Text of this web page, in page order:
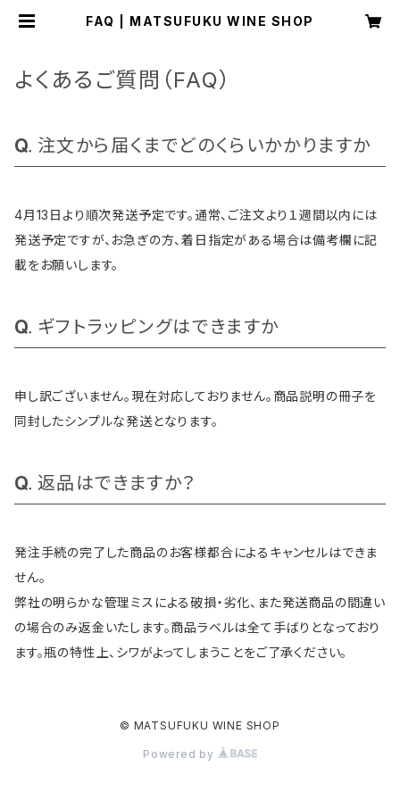
FAQ | MATSUFUKU WINE SHOP
よくあるご質問（FAQ）
注文から届くまでどのくらいかかりますか
4月13日より順次発送予定です。通常、ご注文より１週間以内には
発送予定ですが、お急ぎの方、着日指定がある場合は備考欄に記
載をお願いします。
ギフトラッピングはできますか
申し訳ございません。現在対応しておりません。商品説明の冊子を
同封したシンプルな発送となります。
返品はできますか？
発注手続の完了した商品のお客様都合によるキャンセルはできま
せん。
弊社の明らかな管理ミスによる破損・劣化、また発送商品の間違い
の場合のみ返金いたします。商品ラベルは全て手ばりとなっており
ます。瓶の特性上、シワがよってしまうことをご了承ください。
© MATSUFUKU WINE SHOP
Powered by